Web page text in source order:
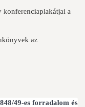
konferenciaplakátjai a
az
49-es forradalom és